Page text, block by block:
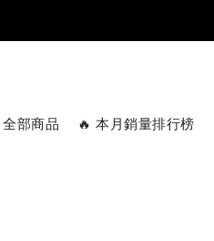
全部商品 🔥 本月銷量排行榜